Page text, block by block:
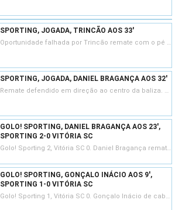
SPORTING, JOGADA, TRINCÃO AOS 33'
Oportunidade falhada por Trincão remate com o pé esquerdo do lado esquerdo da área. Assistência de Hidemasa Morita com um passe em profundidade.
SPORTING, JOGADA, DANIEL BRAGANÇA AOS 32'
Remate defendido em direção ao centro da baliza. Daniel Bragança remate com o pé esquerdo no coração da área. Assistência de Maxi Araújo.
GOLO! SPORTING, DANIEL BRAGANÇA AOS 23',
SPORTING 2-0 VITÓRIA SC
Golo! Sporting 2, Vitória SC 0. Daniel Bragança remate com o pé esquerdo no coração da área.
GOLO! SPORTING, GONÇALO INÁCIO AOS 9',
SPORTING 1-0 VITÓRIA SC
Golo! Sporting 1, Vitória SC 0. Gonçalo Inácio de cabeça em frente à baliza depois de um livre.